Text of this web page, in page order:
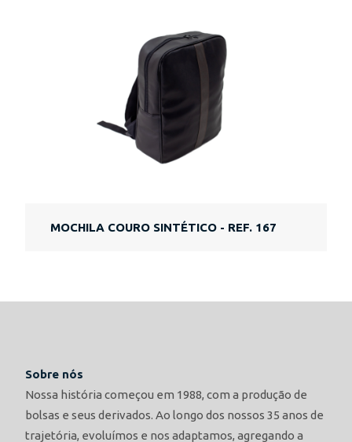
MOCHILA COURO SINTÉTICO - REF. 167
Sobre nós
Nossa história começou em 1988, com a produção de
bolsas e seus derivados. Ao longo dos nossos 35 anos de
trajetória, evoluímos e nos adaptamos, agregando a